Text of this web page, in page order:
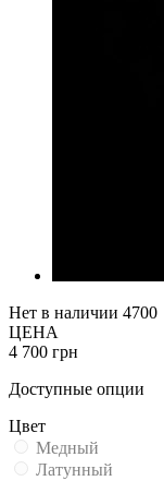
Нет в наличии 4700
ЦЕНА
4 700 грн
Доступные опции
Цвет
Медный
Латунный